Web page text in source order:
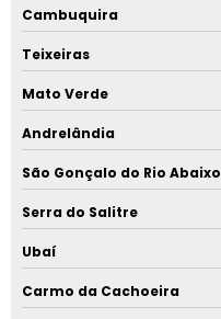
Cambuquira
Teixeiras
Mato Verde
Andrelândia
São Gonçalo do Rio Abaixo
Serra do Salitre
Ubaí
Carmo da Cachoeira